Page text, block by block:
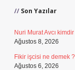
Son Yazılar
Nuri Murat Avcı
Ağustos 8, 2026
Fikir işcisi ne demek ?
Ağustos 6, 2026